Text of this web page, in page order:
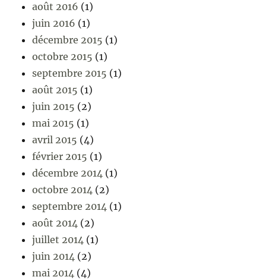
août 2016 (1)
juin 2016 (1)
décembre 2015 (1)
octobre 2015 (1)
septembre 2015 (1)
août 2015 (1)
juin 2015 (2)
mai 2015 (1)
avril 2015 (4)
février 2015 (1)
décembre 2014 (1)
octobre 2014 (2)
septembre 2014 (1)
août 2014 (2)
juillet 2014 (1)
juin 2014 (2)
mai 2014 (4)